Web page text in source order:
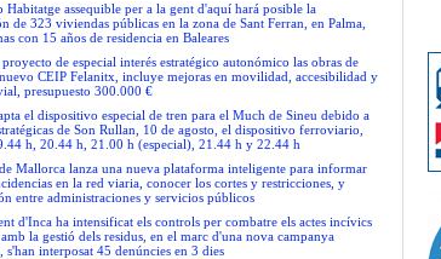
Habitatge assequible per a la gent d'aquí hará posible la
de 323 viviendas públicas en la zona de Sant Ferran, en Palma,
con 15 años de residencia en Baleares
proyecto de especial interés estratégico autonómico las obras de
CEIP Felanitx, incluye mejoras en movilidad, accesibilidad y
presupuesto 300.000 €
el dispositivo especial de tren para el Much de Sineu debido a
de Son Rullan, 10 de agosto, el dispositivo ferroviario,
h, 20.44 h, 21.00 h (especial), 21.44 h y 22.44 h
Mallorca lanza una nueva plataforma inteligente para informar
en la red viaria, conocer los cortes y restricciones, y
entre administraciones y servicios públicos
d'Inca ha intensificat els controls per combatre els actes incívics
la gestió dels residus, en el marc d'una nova campanya
s'han interposat 45 denúncies en 3 dies